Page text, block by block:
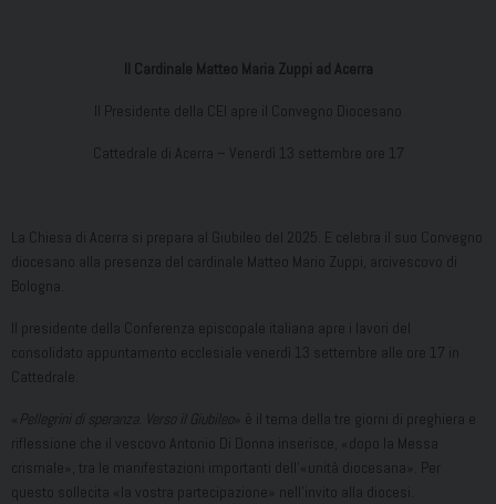
Il Cardinale Matteo Maria Zuppi ad Acerra
Il Presidente della CEI apre il Convegno Diocesano
Cattedrale di Acerra – Venerdì 13 settembre ore 17
La Chiesa di Acerra si prepara al Giubileo del 2025. E celebra il suo Convegno
diocesano alla presenza del cardinale Matteo Mario Zuppi, arcivescovo di
Bologna.
Il presidente della Conferenza episcopale italiana apre i lavori del
consolidato appuntamento ecclesiale venerdì 13 settembre alle ore 17 in
Cattedrale.
Pellegrini di speranza. Verso il Giubileo
» è il tema della tre giorni di preghiera e
riflessione che il vescovo Antonio Di Donna inserisce, «dopo la Messa
crismale», tra le manifestazioni importanti dell’«unità diocesana». Per
questo sollecita «la vostra partecipazione» nell’invito alla diocesi.